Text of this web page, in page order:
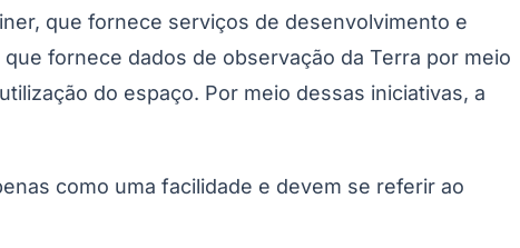
que fornece serviços de desenvolvimento e
fornece dados de observação da Terra por meio
do espaço. Por meio dessas iniciativas, a
como uma facilidade e devem se referir ao